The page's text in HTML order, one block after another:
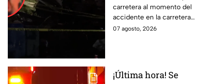
lesionados tras fatal
accid3nte en Irapuato
carretera al momento del
accidente en la carretera
Irapuato-Abasolo en el Trébol.
07 agosto, 2026
¡Última hora! Se